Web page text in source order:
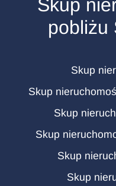
Skup
pobliżu
Skup
Skup
Skup
Skup
Skup
Skup